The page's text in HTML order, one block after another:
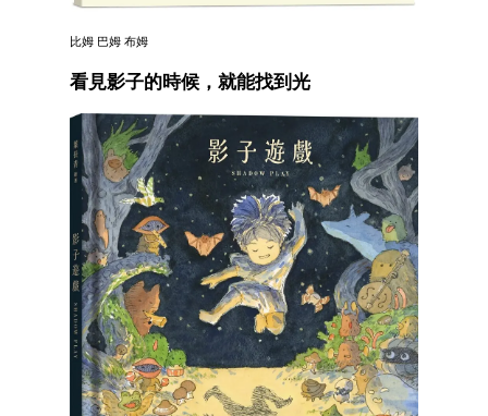
比姆 巴姆 布姆
看見影子的時候，就能找到光